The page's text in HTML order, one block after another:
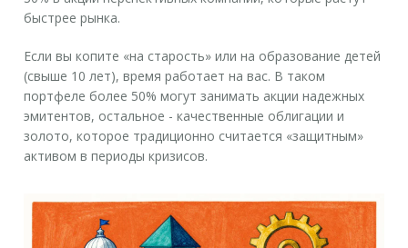
быстрее рынка.
Если вы копите «на старость» или на образование детей
(свыше 10 лет), время работает на вас. В таком
портфеле более 50% могут занимать акции надежных
эмитентов, остальное - качественные облигации и
золото, которое традиционно считается «защитным»
активом в периоды кризисов.